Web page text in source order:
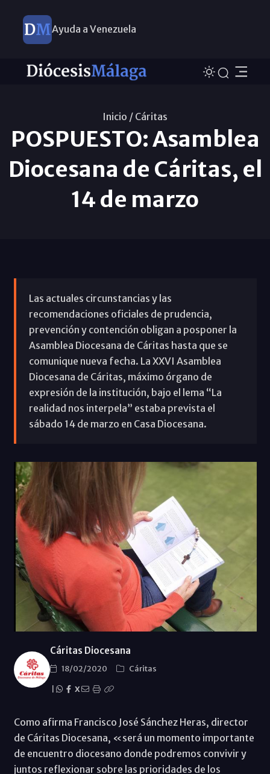
Ayuda a Venezuela
Inicio / Cáritas
POSPUESTO: Asamblea
Diocesana de Cáritas, el
14 de marzo
Las actuales circunstancias y las
recomendaciones oficiales de prudencia,
prevención y contención obligan a posponer la
Asamblea Diocesana de Cáritas hasta que se
comunique nueva fecha. La XXVI Asamblea
Diocesana de Cáritas, máximo órgano de
expresión de la institución, bajo el lema “La
realidad nos interpela” estaba prevista el
sábado 14 de marzo en Casa Diocesana.
Cáritas Diocesana
18/02/2020
Cáritas
X
Como afirma Francisco José Sánchez Heras, director
de Cáritas Diocesana, «será un momento importante
de encuentro diocesano donde podremos convivir y
juntos reflexionar sobre las prioridades de los